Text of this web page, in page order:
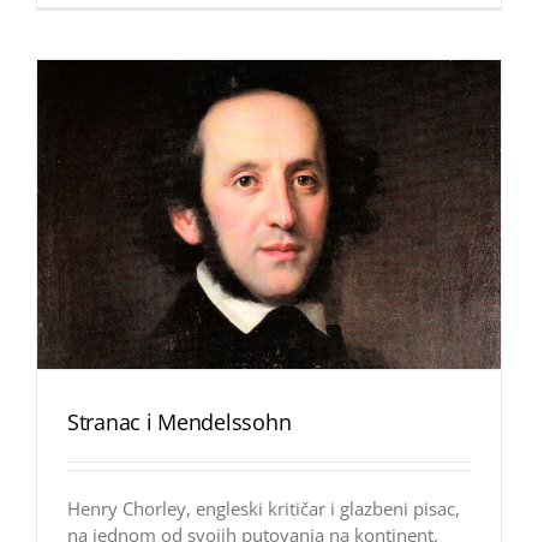
Stranac i Mendelssohn
Henry Chorley, engleski kritičar i glazbeni pisac,
na jednom od svojih putovanja na kontinent,